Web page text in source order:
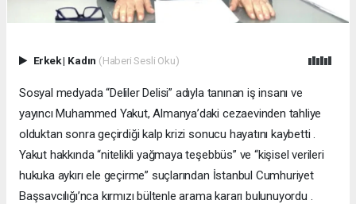
Erkek| Kadın (Haberi Sesli Oku)
Sosyal medyada “Deliler Delisi” adıyla tanınan iş insanı ve
yayıncı Muhammed Yakut, Almanya’daki cezaevinden tahliye
olduktan sonra geçirdiği kalp krizi sonucu hayatını kaybetti .
Yakut hakkında “nitelikli yağmaya teşebbüs” ve “kişisel verileri
hukuka aykırı ele geçirme” suçlarından İstanbul Cumhuriyet
Başsavcılığı’nca kırmızı bültenle arama kararı bulunuyordu .